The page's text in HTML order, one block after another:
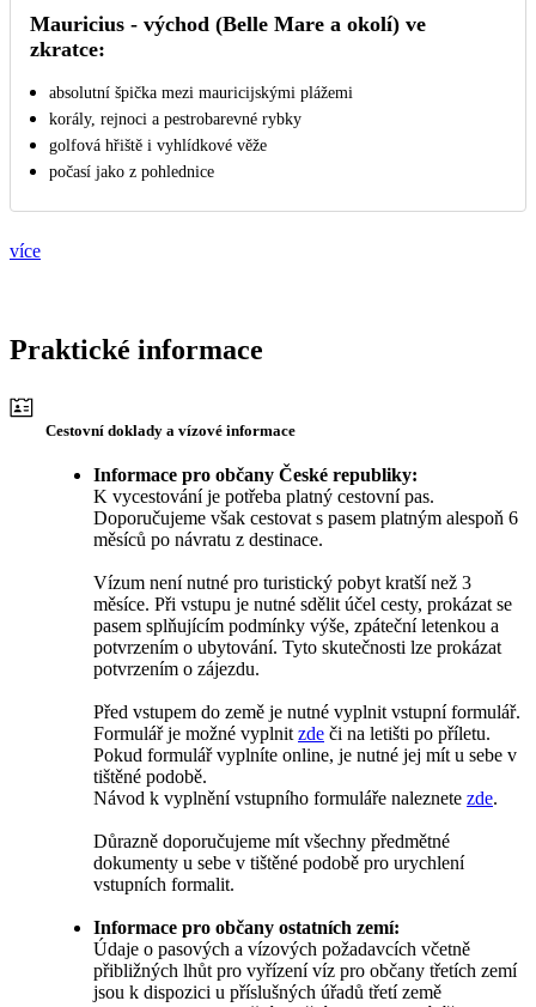
Mauricius - východ (Belle Mare a okolí) ve
zkratce:
absolutní špička mezi mauricijskými plážemi
korály, rejnoci a pestrobarevné rybky
golfová hřiště i vyhlídkové věže
počasí jako z pohlednice
více
Praktické informace
Cestovní doklady a vízové informace
Informace pro občany České republiky:
K vycestování je potřeba platný cestovní pas.
Doporučujeme však cestovat s pasem platným alespoň 6
měsíců po návratu z destinace.
Vízum není nutné pro turistický pobyt kratší než 3
měsíce. Při vstupu je nutné sdělit účel cesty, prokázat se
pasem splňujícím podmínky výše, zpáteční letenkou a
potvrzením o ubytování. Tyto skutečnosti lze prokázat
potvrzením o zájezdu.
Před vstupem do země je nutné vyplnit vstupní formulář.
Formulář je možné vyplnit zde či na letišti po příletu.
Pokud formulář vyplníte online, je nutné jej mít u sebe v
tištěné podobě.
Návod k vyplnění vstupního formuláře naleznete zde.
Důrazně doporučujeme mít všechny předmětné
dokumenty u sebe v tištěné podobě pro urychlení
vstupních formalit.
Informace pro občany ostatních zemí:
Údaje o pasových a vízových požadavcích včetně
přibližných lhůt pro vyřízení víz pro občany třetích zemí
jsou k dispozici u příslušných úřadů třetí země